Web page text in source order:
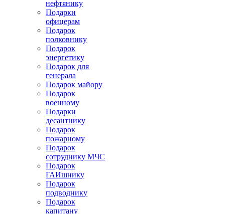
нефтянику
Подарки
офицерам
Подарок
полковнику
Подарок
энергетику
Подарок для
генерала
Подарок майору
Подарок
военному
Подарки
десантнику
Подарок
пожарному
Подарок
сотруднику МЧС
Подарок
ГАИшнику
Подарок
подводнику
Подарок
капитану